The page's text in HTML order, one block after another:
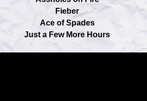
Fieber
Ace of Spades
Just a Few More Hours